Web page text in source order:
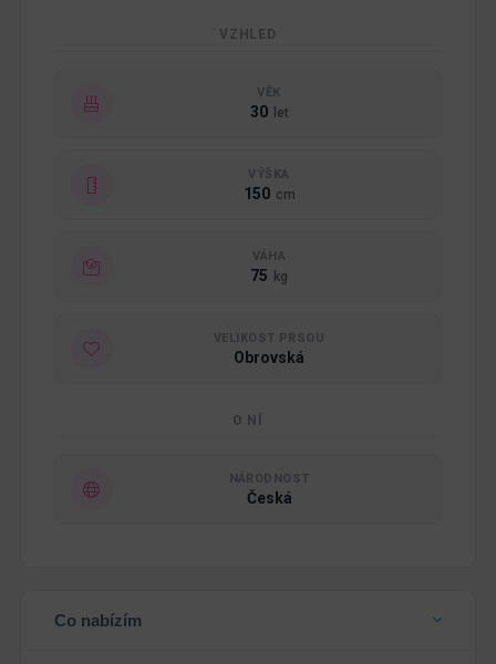
VZHLED
VĚK
30 let
VÝŠKA
150 cm
VÁHA
75 kg
VELIKOST PRSOU
Obrovská
O NÍ
NÁRODNOST
Česká
Co nabízím